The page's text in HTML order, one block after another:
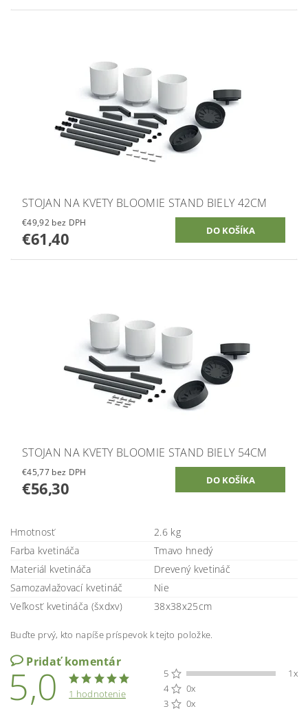
STOJAN NA KVETY BLOOMIE STAND BIELY 42CM
€49,92 bez DPH
€61,40
STOJAN NA KVETY BLOOMIE STAND BIELY 54CM
€45,77 bez DPH
€56,30
Hmotnosť
2.6 kg
Farba kvetináča
Tmavo hnedý
Materiál kvetináča
Drevený kvetináč
Samozavlažovací kvetináč
Nie
Veľkosť kvetináča (šxdxv)
38x38x25cm
Buďte prvý, kto napíše príspevok k tejto položke.
Pridať komentár
5,0 1 hodnotenie
5
1x
4
0x
3
0x